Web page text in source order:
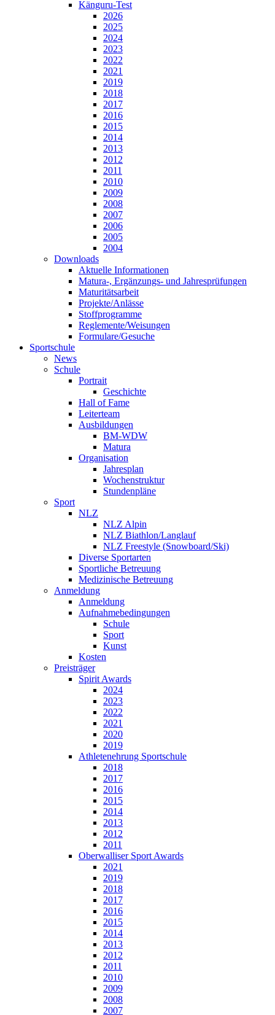
Känguru-Test
2026
2025
2024
2023
2022
2021
2019
2018
2017
2016
2015
2014
2013
2012
2011
2010
2009
2008
2007
2006
2005
2004
Downloads
Aktuelle Informationen
Matura-, Ergänzungs- und Jahresprüfungen
Maturitätsarbeit
Projekte/Anlässe
Stoffprogramme
Reglemente/Weisungen
Formulare/Gesuche
Sportschule
News
Schule
Portrait
Geschichte
Hall of Fame
Leiterteam
Ausbildungen
BM-WDW
Matura
Organisation
Jahresplan
Wochenstruktur
Stundenpläne
Sport
NLZ
NLZ Alpin
NLZ Biathlon/Langlauf
NLZ Freestyle (Snowboard/Ski)
Diverse Sportarten
Sportliche Betreuung
Medizinische Betreuung
Anmeldung
Anmeldung
Aufnahmebedingungen
Schule
Sport
Kunst
Kosten
Preisträger
Spirit Awards
2024
2023
2022
2021
2020
2019
Athletenehrung Sportschule
2018
2017
2016
2015
2014
2013
2012
2011
Oberwalliser Sport Awards
2021
2019
2018
2017
2016
2015
2014
2013
2012
2011
2010
2009
2008
2007